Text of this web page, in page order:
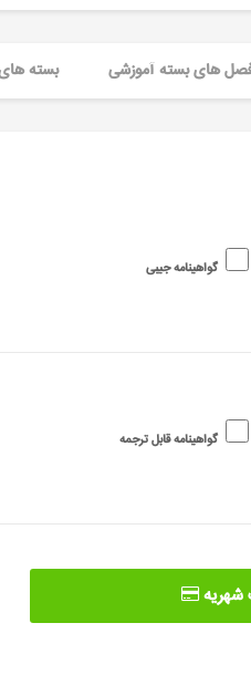
های بسته آموزشی بسته
گواهینامه جیبی
گواهینامه قابل ترجمه
شهریه